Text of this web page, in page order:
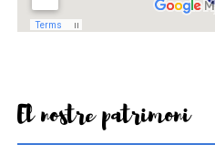
El nostre patrimoni